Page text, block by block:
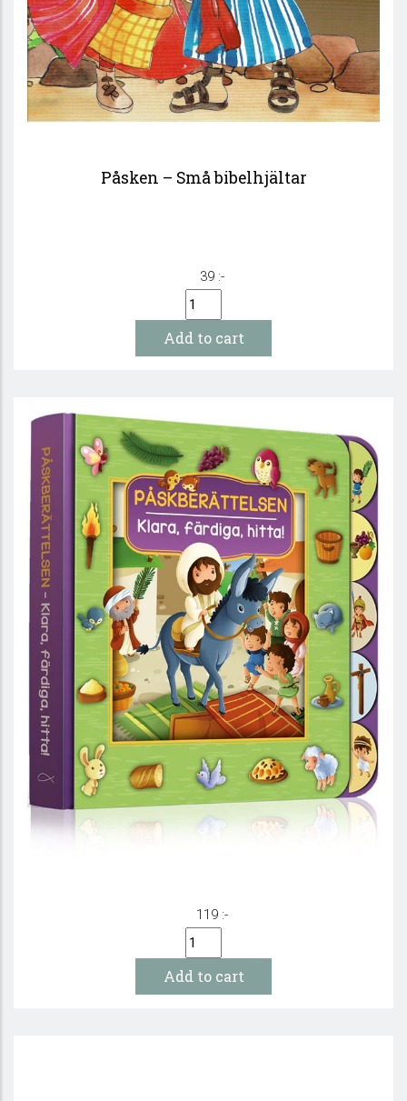
Påsken – Små bibelhjältar
39 :-
Klara, färdiga, hitta! - Påskberättelsen
119 :-